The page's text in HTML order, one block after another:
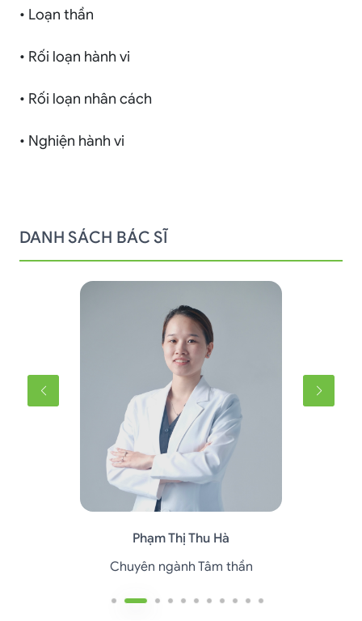
• Loạn thần
• Rối loạn hành vi
• Rối loạn nhân cách
• Nghiện hành vi
DANH SÁCH BÁC SĨ
Phạm Thị Thu Hà
Chuyên ngành Tâm thần